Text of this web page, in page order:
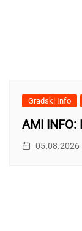
Gradski Info
AMI
05.08.2026